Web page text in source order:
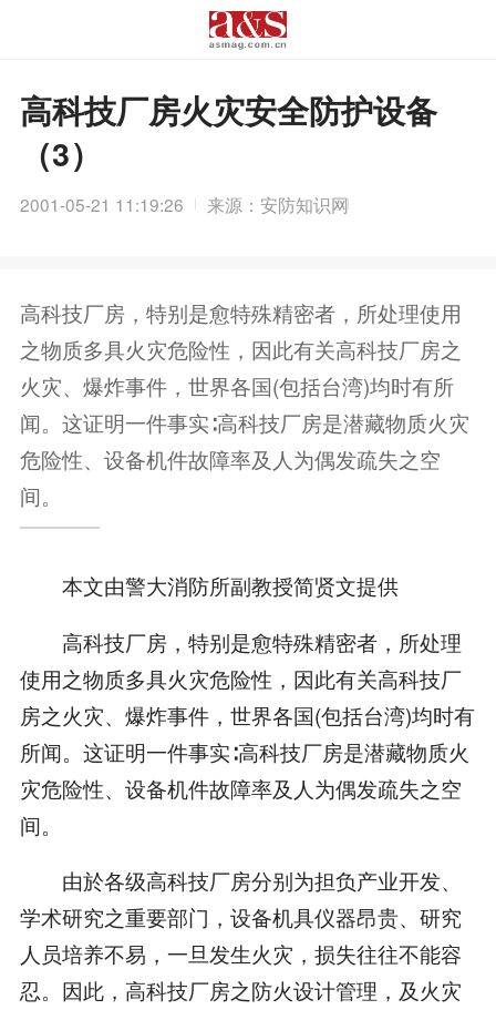
高科技厂房火灾安全防护设备
（3）
2001-05-21 11:19:26 来源：安防知识网
高科技厂房，特别是愈特殊精密者，所处理使用
之物质多具火灾危险性，因此有关高科技厂房之
火灾、爆炸事件，世界各国(包括台湾)均时有所
闻。这证明一件事实∶高科技厂房是潜藏物质火灾
危险性、设备机件故障率及人为偶发疏失之空
间。
本文由警大消防所副教授简贤文提供
高科技厂房，特别是愈特殊精密者，所处理
使用之物质多具火灾危险性，因此有关高科技厂
房之火灾、爆炸事件，世界各国(包括台湾)均时有
所闻。这证明一件事实∶高科技厂房是潜藏物质火
灾危险性、设备机件故障率及人为偶发疏失之空
间。
由於各级高科技厂房分别为担负产业开发、
学术研究之重要部门，设备机具仪器昂贵、研究
人员培养不易，一旦发生火灾，损失往往不能容
忍。因此，高科技厂房之防火设计管理，及火灾